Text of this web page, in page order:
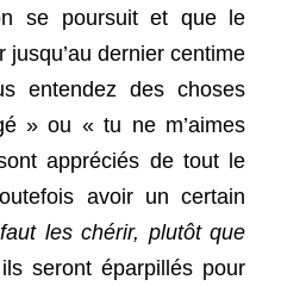
se poursuit et que le
dernier centime
entendez des choses
» ou « tu ne m’aimes
appréciés de tout le
avoir un certain
les chérir, plutôt que
seront éparpillés pour